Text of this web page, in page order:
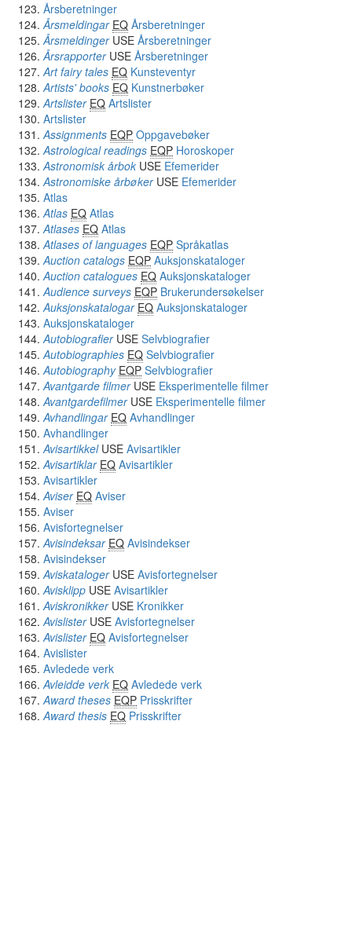
Årsberetninger
Årsmeldingar EQ Årsberetninger
ÅrsmeldingerUSE Årsberetninger
ÅrsrapporterUSE Årsberetninger
Art fairy tales EQ Kunsteventyr
Artists' books EQ Kunstnerbøker
Artslister EQ Artslister
Artslister
Assignments EQP Oppgavebøker
Astrological readings EQP Horoskoper
Astronomisk årbok USE Efemerider
Astronomiske årbøkerUSE Efemerider
Atlas
Atlas EQ Atlas
Atlases EQ Atlas
Atlases of languages EQP Språkatlas
Auction catalogs EQP Auksjonskataloger
Auction catalogues EQ Auksjonskataloger
Audience surveys EQP Brukerundersøkelser
Auksjonskatalogar EQ Auksjonskataloger
Auksjonskataloger
AutobiografierUSE Selvbiografier
Autobiographies EQ Selvbiografier
Autobiography EQP Selvbiografier
Avantgarde filmerUSE Eksperimentelle filmer
AvantgardefilmerUSE Eksperimentelle filmer
Avhandlingar EQ Avhandlinger
Avhandlinger
AvisartikkelUSE Avisartikler
Avisartiklar EQ Avisartikler
Avisartikler
Aviser EQ Aviser
Aviser
Avisfortegnelser
Avisindeksar EQ Avisindekser
Avisindekser
AviskatalogerUSE Avisfortegnelser
Avisklipp USE Avisartikler
AviskronikkerUSE Kronikker
AvislisterUSE Avisfortegnelser
Avislister EQ Avisfortegnelser
Avislister
Avledede verk
Avleidde verk EQ Avledede verk
Award theses EQP Prisskrifter
Award thesis EQ Prisskrifter